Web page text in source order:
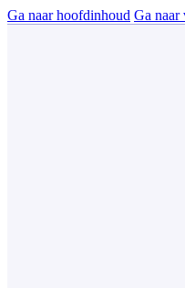
Ga naar hoofdinhoud Ga naar